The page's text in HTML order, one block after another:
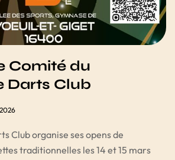
Comité du
Darts Club
Club organise ses opens de
traditionnelles les 14 et 15 mars